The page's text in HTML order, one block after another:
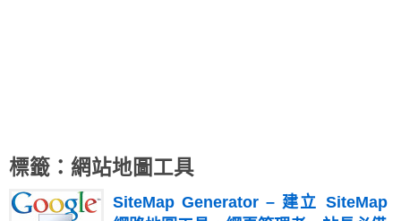
標籤：網站地圖工具
SiteMap Generator – 建立 SiteMap